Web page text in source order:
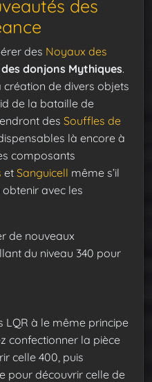
des
des Noyaux des
donjons Mythiques.
création de divers objets
de la bataille de
des Souffles de
là encore à
composants
et Sanguicell même s’il
avec les
de nouveaux
du niveau 340 pour
LQR à le même principe
confectionner la pièce
celle 400, puis
pour découvrir celle de